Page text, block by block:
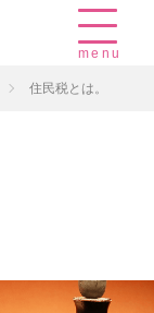
menu
住民税とは。